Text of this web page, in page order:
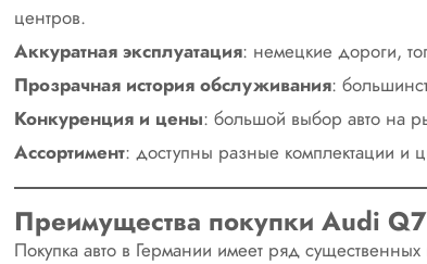
центров.
Аккуратная эксплуатация: немецкие дороги,
Прозрачная история обслуживания:
Конкуренция и цены: большой выбор авто на
Ассортимент: доступны разные комплектации и
Преимущества покупки Audi
Покупка авто в Германии имеет ряд